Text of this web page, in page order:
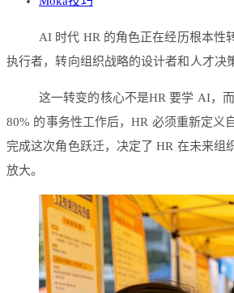
AI 时代 HR 的角色正在经历根本
执行者，转向组织战略的设计者和人才决
这一转变的核心不是HR 要学 AI，
80% 的事务性工作后，HR 必须重新定义
完成这次角色跃迁，决定了 HR 在未来组
放大。